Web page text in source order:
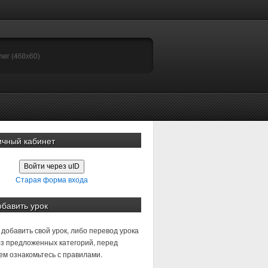
кабинет
Войти через uID
Старая форма входа
урок
свой урок, либо перевод урока
предложенных категорий, перед
ознакомьтесь с правилами.